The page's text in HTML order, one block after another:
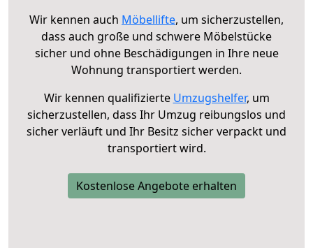
Wir kennen auch Möbellifte, um sicherzustellen,
dass auch große und schwere Möbelstücke
sicher und ohne Beschädigungen in Ihre neue
Wohnung transportiert werden.
Wir kennen qualifizierte Umzugshelfer, um
sicherzustellen, dass Ihr Umzug reibungslos und
sicher verläuft und Ihr Besitz sicher verpackt und
transportiert wird.
Kostenlose Angebote erhalten